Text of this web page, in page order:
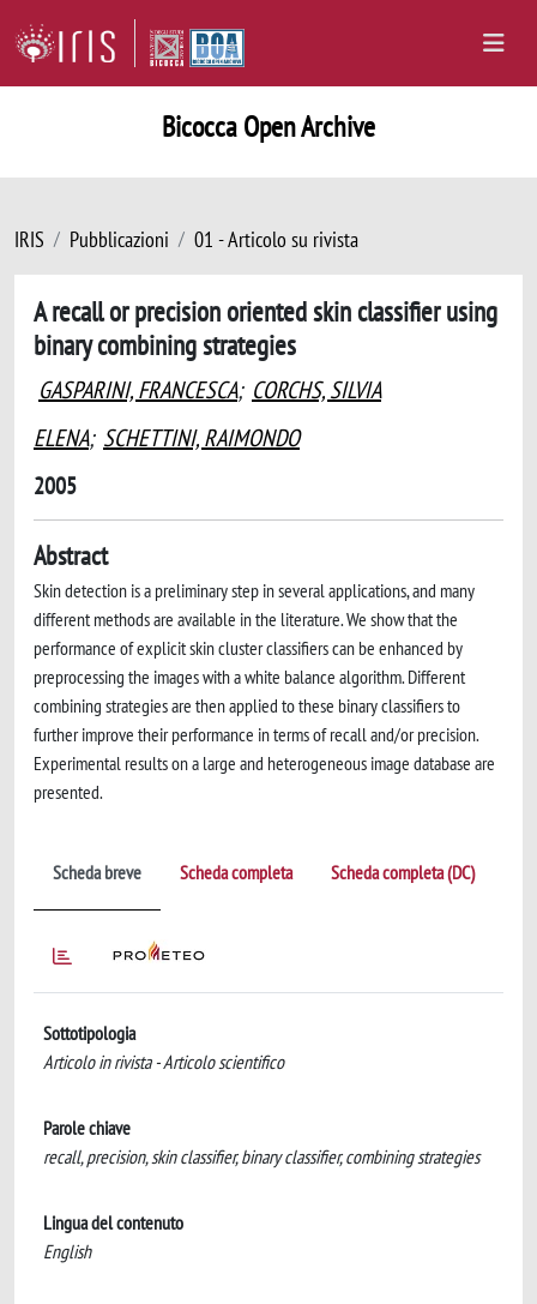
Bicocca Open Archive
IRIS Pubblicazioni 01 - Articolo su rivista
A recall or precision oriented skin classifier using
binary combining strategies
GASPARINI, FRANCESCA; CORCHS, SILVIA
ELENA; SCHETTINI, RAIMONDO
2005
Abstract
Skin detection is a preliminary step in several applications, and many
different methods are available in the literature. We show that the
performance of explicit skin cluster classifiers can be enhanced by
preprocessing the images with a white balance algorithm. Different
combining strategies are then applied to these binary classifiers to
further improve their performance in terms of recall and/or precision.
Experimental results on a large and heterogeneous image database are
presented.
Scheda breve Scheda completa Scheda completa (DC)
Sottotipologia
Articolo in rivista - Articolo scientifico
Parole chiave
recall, precision, skin classifier, binary classifier, combining strategies
Lingua del contenuto
English